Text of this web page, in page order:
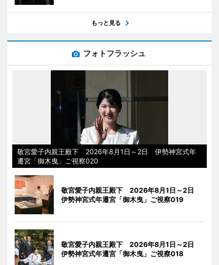
もっと見る
フォトフラッシュ
敬宮愛子内親王殿下 2026年8月1日～2日 伊勢神宮式年
遷宮「御木曳」ご視察020
敬宮愛子内親王殿下 2026年8月1日～2日
伊勢神宮式年遷宮「御木曳」ご視察019
敬宮愛子内親王殿下 2026年8月1日～2日
伊勢神宮式年遷宮「御木曳」ご視察018